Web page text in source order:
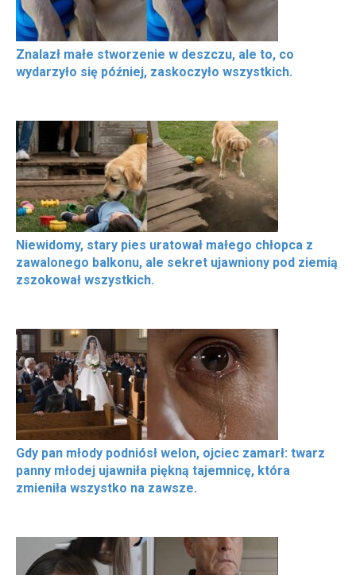
Znalazł małe stworzenie w deszczu, ale to, co
wydarzyło się później, zaskoczyło wszystkich.
Niewidomy, stary pies uratował małego chłopca z
zawalonego balkonu, ale sekret ujawniony pod ziemią
zszokował wszystkich.
Gdy pan młody podniósł welon, ojciec zamarł: twarz
panny młodej ujawniła piękną tajemnicę, która
zmieniła wszystko na zawsze.